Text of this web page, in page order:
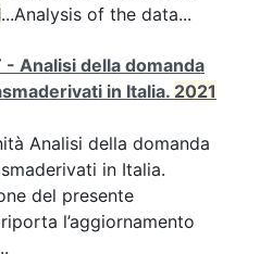
...Analysis of the data...
- Analisi della domanda
in Italia. 2021
Analisi della domanda
in Italia.
del presente
l’aggiornamento